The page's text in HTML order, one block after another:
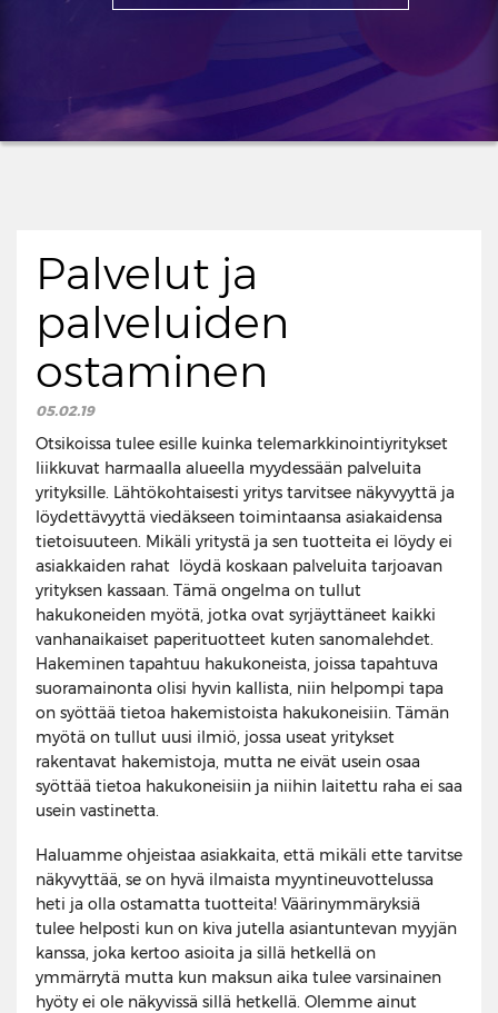
Palvelut ja
palveluiden
ostaminen
05.02.19
Otsikoissa tulee esille kuinka telemarkkinointiyritykset
liikkuvat harmaalla alueella myydessään palveluita
yrityksille. Lähtökohtaisesti yritys tarvitsee näkyvyyttä ja
löydettävyyttä viedäkseen toimintaansa asiakaidensa
tietoisuuteen. Mikäli yritystä ja sen tuotteita ei löydy ei
asiakkaiden rahat löydä koskaan palveluita tarjoavan
yrityksen kassaan. Tämä ongelma on tullut
hakukoneiden myötä, jotka ovat syrjäyttäneet kaikki
vanhanaikaiset paperituotteet kuten sanomalehdet.
Hakeminen tapahtuu hakukoneista, joissa tapahtuva
suoramainonta olisi hyvin kallista, niin helpompi tapa
on syöttää tietoa hakemistoista hakukoneisiin. Tämän
myötä on tullut uusi ilmiö, jossa useat yritykset
rakentavat hakemistoja, mutta ne eivät usein osaa
syöttää tietoa hakukoneisiin ja niihin laitettu raha ei saa
usein vastinetta.
Haluamme ohjeistaa asiakkaita, että mikäli ette tarvitse
näkyvyttää, se on hyvä ilmaista myyntineuvottelussa
heti ja olla ostamatta tuotteita! Väärinymmäryksiä
tulee helposti kun on kiva jutella asiantuntevan myyjän
kanssa, joka kertoo asioita ja sillä hetkellä on
ymmärrytä mutta kun maksun aika tulee varsinainen
hyöty ei ole näkyvissä sillä hetkellä. Olemme ainut